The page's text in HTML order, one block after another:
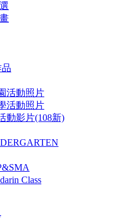
活動照片
活動照片
動影片(108新)
Class